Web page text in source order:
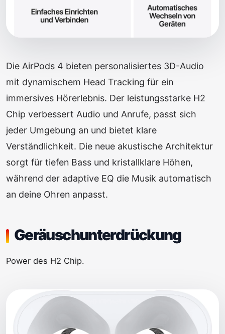
Die AirPods 4 bieten personalisiertes 3D-Audio
mit dynamischem Head Tracking für ein
immersives Hörerlebnis. Der leistungsstarke H2
Chip verbessert Audio und Anrufe, passt sich
jeder Umgebung an und bietet klare
Verständlichkeit. Die neue akustische Architektur
sorgt für tiefen Bass und kristallklare Höhen,
während der adaptive EQ die Musik automatisch
an deine Ohren anpasst.
Geräusch­unter­drückung
Power des H2 Chip.